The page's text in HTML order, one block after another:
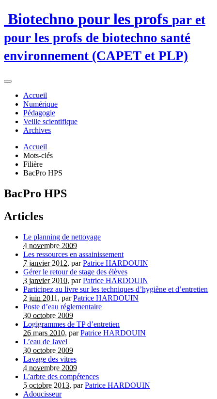
Biotechno pour les profs par et
pour les profs de biotechno santé
environnement (CAPET et PLP)
Accueil
Numérique
Pédagogie
Veille scientifique
Archives
Accueil
Mots-clés
Filière
BacPro HPS
BacPro HPS
Articles
Le planning de nettoyage
4 novembre 2009
Les ressources en assainissement
7 janvier 2012, parPatrice HARDOUIN
Gérer le retour de stage des élèves
3 janvier 2010, parPatrice HARDOUIN
Participez au livre sur les techniques d’hygiène et d’entretien
2 juin 2011 , parPatrice HARDOUIN
Poste d’eau réglementaire
30 octobre 2009
Logigrammes de TP d’entretien
26 mars 2010, parPatrice HARDOUIN
L’eau de Javel
30 octobre 2009
Lavage des vitres
4 novembre 2009
L’arbre des compétences
5 octobre 2013, parPatrice HARDOUIN
Adoucisseur